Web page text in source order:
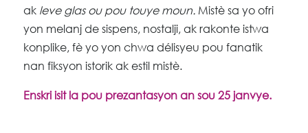
ak leve glas ou pou touye moun.Mistè sa yo ofri
yon melanj de sispens, nostalji, ak rakonte istwa
konplike, fè yo yon chwa délisyeu pou fanatik
nan fiksyon istorik ak estil mistè.
Enskri isit la pou prezantasyon an sou 25 janvye.